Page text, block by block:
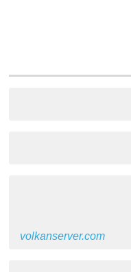
volkanserver.com